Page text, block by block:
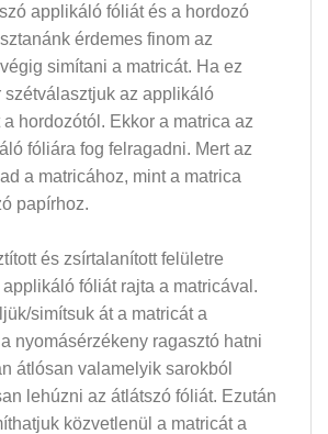
applikáló fóliát és a hordozó
érdemes finom az
simítani a matricát. Ha ez
szétválasztjuk az applikáló
hordozótól. Ekkor a matrica az
fóliára fog felragadni. Mert az
a matricához, mint a matrica
papírhoz.
és zsírtalanított felületre
fóliát rajta a matricával.
simítsuk át a matricát a
nyomásérzékeny ragasztó hatni
átlósan valamelyik sarokból
lehúzni az átlátszó fóliát. Ezután
közvetlenül a matricát a